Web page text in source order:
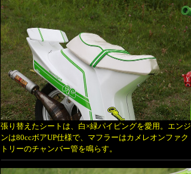
張り替えたシートは、白×緑パイピングを愛用。エンジ
ンは80ccボアUP仕様で、マフラーはカメレオンファク
トリーのチャンバー管を鳴らす。